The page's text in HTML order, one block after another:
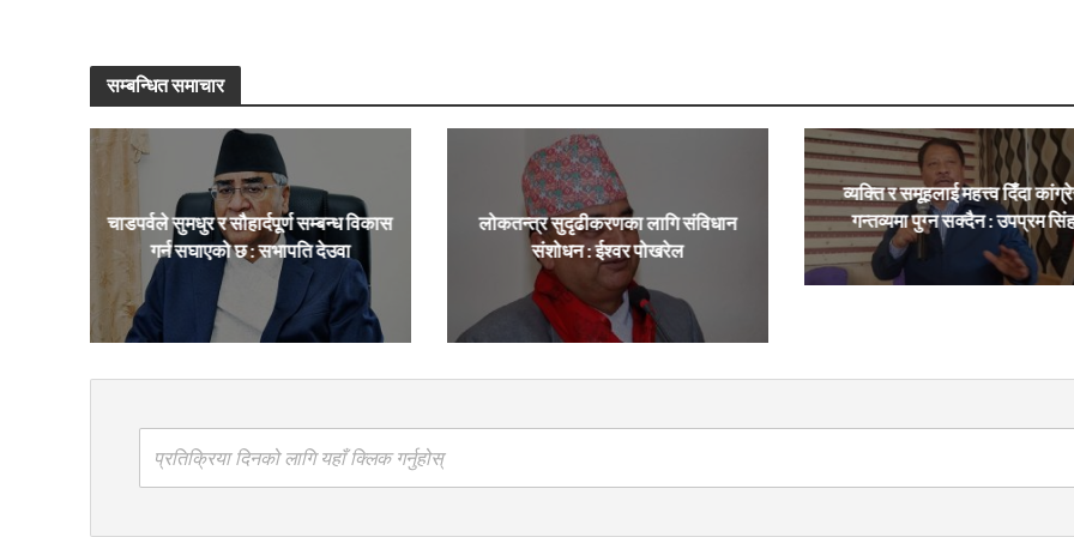
सम्बन्धित समाचार
चाडपर्वले सुमधुर र सौहार्दपूर्ण सम्बन्ध विकास
गर्न सघाएको छ : सभापति देउवा
लोकतन्त्र सुदृढीकरणका लागि संविधान
संशोधन : ईश्वर पोखरेल
व्यक्ति र समूहलाई महत्त्व दिँदा
गन्तव्यमा पुग्न सक्दैन : उपप्रम
प्रतिक्रिया दिनको लागि यहाँ क्लिक गर्नुहोस्